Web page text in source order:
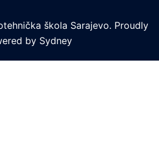
škola Sarajevo. Proudly
by Sydney